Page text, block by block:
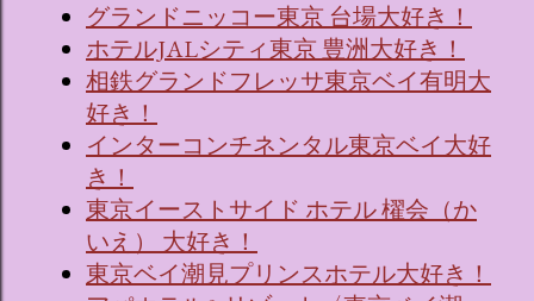
グランドニッコー東京 台場大好き！
ホテルJALシティ東京 豊洲大好き！
相鉄グランドフレッサ東京ベイ有明大
好き！
インターコンチネンタル東京ベイ大好
き！
東京イーストサイド ホテル 櫂会（か
いえ） 大好き！
東京ベイ潮見プリンスホテル大好き！